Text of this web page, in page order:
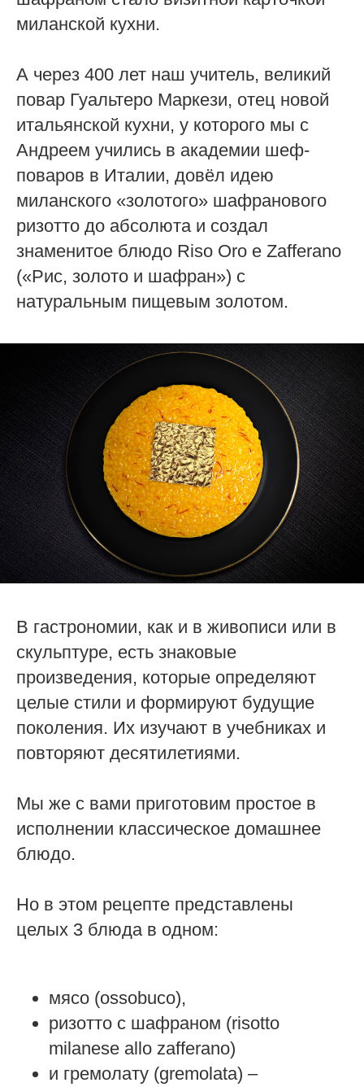
миланской кухни.
А через 400 лет наш учитель, великий
повар Гуальтеро Маркези, отец новой
итальянской кухни, у которого мы с
Андреем учились в академии шеф-
поваров в Италии, довёл идею
миланского «золотого» шафранового
ризотто до абсолюта и создал
знаменитое блюдо Riso Oro e Zafferano
(«Рис, золото и шафран») с
натуральным пищевым золотом.
В гастрономии, как и в живописи или в
скульптуре, есть знаковые
произведения, которые определяют
целые стили и формируют будущие
поколения. Их изучают в учебниках и
повторяют десятилетиями.
Мы же с вами приготовим простое в
исполнении классическое домашнее
блюдо.
Но в этом рецепте представлены
целых 3 блюда в одном:
мясо (ossobuco),
ризотто с шафраном (risotto
milanese allo zafferano)
и гремолату (gremolata) –